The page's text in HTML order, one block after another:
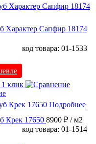
Характер Сапфир 18174
код товара: 01-1533
клик
Подробнее
Крек 17650 8900 ₽ / м2
код товара: 01-1514